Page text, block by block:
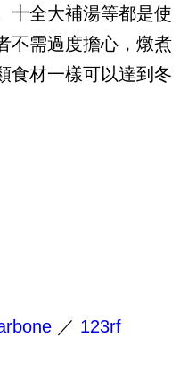
十全大補湯等都是使
不需過度擔心，燉煮
食材一樣可以達到冬
／ 123rf